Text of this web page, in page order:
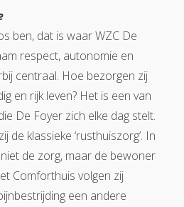
ben, dat is waar WZC De
respect, autonomie en
centraal. Hoe bezorgen zij
en rijk leven? Het is een van
De Foyer zich elke dag stelt.
de klassieke ‘rusthuiszorg’. In
de zorg, maar de bewoner
Comforthuis volgen zij
een andere